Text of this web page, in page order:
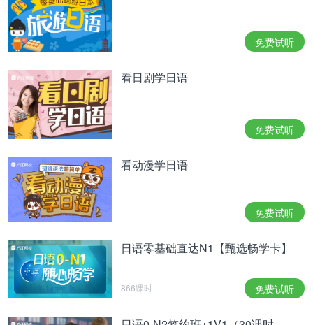
是有由莉的陪伴，才让她获得了慰藉。爱子公主成年
时公开的照片视频中，也都是她带着由莉在御所庭院
中散步的画面。这都让我们深切感受到她们共同成长
累积起来的深厚羁绊”。
免费试听
看日剧学日语
免费试听
看动漫学日语
免费试听
日语零基础直达N1【甄选畅学卡】
866课时 免费试听